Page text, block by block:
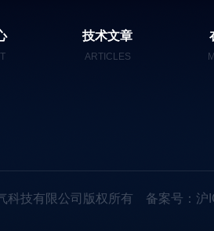
技术文章
ARTICLES
科技有限公司版权所有 备案号：沪